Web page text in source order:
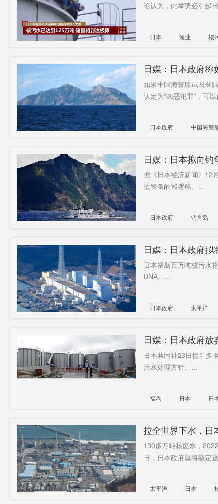
论认为，此举势必引起
日本 渔业 核
日媒：日本政府称
如果中国海警船试图登
认定为“凶恶犯罪”，可
日本政府 中国海警
日媒：日本拟向
据《日本经济新闻》12
边警备的巡逻船。...
日本政府 钓鱼岛
日媒：日本政府拟
日本福岛百万吨核污水
DNA。...
日本政府 太平洋
日媒：日本政府
日本共同社23日援引多
污水处理方针。...
福岛 日本 日
拉全世界下水，日
130多万吨核废水，
日，日本政府就将敲定
太平洋 日本